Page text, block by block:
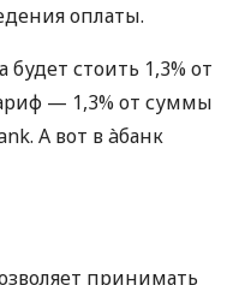
оплаты.
будет стоить 1,3% от
— 1,3% от суммы
А вот в àбанк
принимать